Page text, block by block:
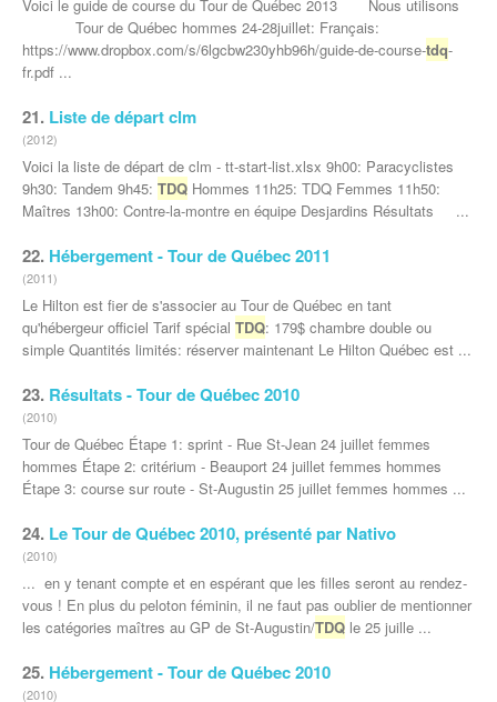
Voici le guide de course du Tour de Québec 2013 Nous utilisons
Tour de Québec hommes 24-28juillet: Français:
https://www.dropbox.com/s/6lgcbw230yhb96h/guide-de-course-tdq-
fr.pdf ...
21. Liste de départ clm
(2012)
Voici la liste de départ de clm - tt-start-list.xlsx 9h00: Paracyclistes
9h30: Tandem 9h45: TDQ Hommes 11h25: TDQ Femmes 11h50:
Maîtres 13h00: Contre-la-montre en équipe Desjardins Résultats ...
22. Hébergement - Tour de Québec 2011
(2011)
Le Hilton est fier de s'associer au Tour de Québec en tant
qu'hébergeur officiel Tarif spécial TDQ: 179$ chambre double ou
simple Quantités limités: réserver maintenant Le Hilton Québec est ...
23. Résultats - Tour de Québec 2010
(2010)
Tour de Québec Étape 1: sprint - Rue St-Jean 24 juillet femmes
hommes Étape 2: critérium - Beauport 24 juillet femmes hommes
Étape 3: course sur route - St-Augustin 25 juillet femmes hommes ...
24. Le Tour de Québec 2010, présenté par Nativo
(2010)
... en y tenant compte et en espérant que les filles seront au rendez-
vous ! En plus du peloton féminin, il ne faut pas oublier de mentionner
les catégories maîtres au GP de St-Augustin/TDQ le 25 juille ...
25. Hébergement - Tour de Québec 2010
(2010)